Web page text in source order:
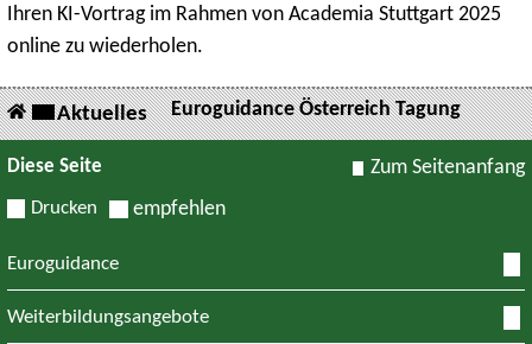
Ihren KI-Vortrag im Rahmen von Academia Stuttgart 2025
online zu wiederholen.
Aktuelles Euroguidance Österreich Tagung
Diese Seite
Drucken empfehlen
Zum Seitenanfang
Euroguidance
Weiterbildungsangebote